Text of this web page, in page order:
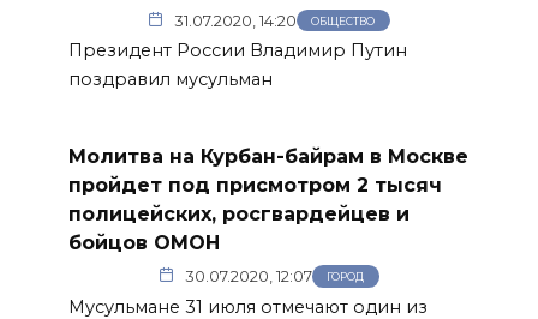
31.07.2020, 14:20 ОБЩЕСТВО
Президент России Владимир Путин
поздравил мусульман
Молитва на Курбан-байрам в Москве
пройдет под присмотром 2 тысяч
полицейских, росгвардейцев и
бойцов ОМОН
30.07.2020, 12:07 ГОРОД
Мусульмане 31 июля отмечают один из